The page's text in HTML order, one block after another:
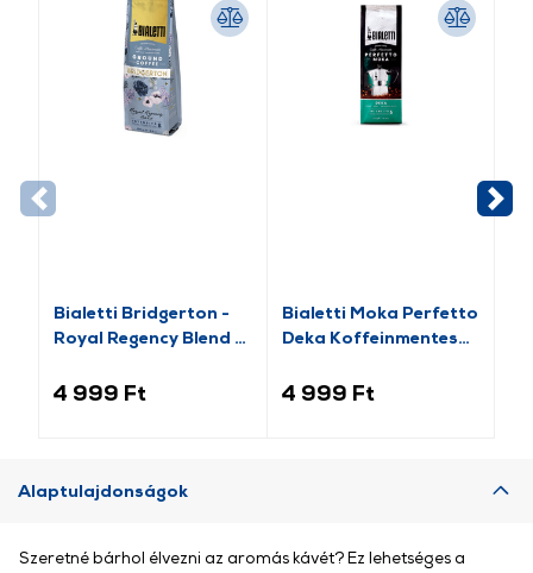
Bialetti Bridgerton -
Royal Regency Blend -
4 999 Ft
Bialetti Moka Perfetto
Deka Koffeinmentes
4 999 Ft
Alaptulajdonságok
Szeretné bárhol élvezni az aromás kávét? Ez lehetséges a